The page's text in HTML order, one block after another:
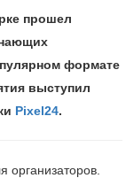
прошел
формате
выступил
Pixel24.
организаторов.